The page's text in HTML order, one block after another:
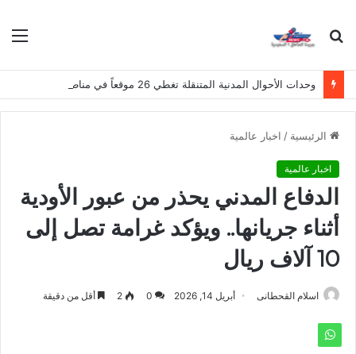
بحث
الرئيسية / اخبار عالمية
اخبار عالمية
الدفاع المدني يحذر من عبور الأودية
أثناء جريانها.. ويؤكد غرامة تصل إلى
10 آلاف ريال
اسلام القحطانى أبريل 14, 2026 0
2 أقل من دقيقة